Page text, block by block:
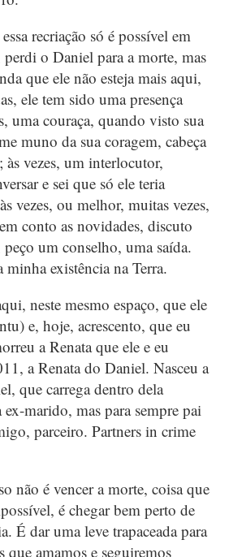
recriação só é possível em
o Daniel para a morte, mas
que ele não esteja mais aqui,
ele tem sido uma presença
uma couraça, quando visto sua
muno da sua coragem, cabeça
vezes, um interlocutor,
e sei que só ele teria
vezes, ou melhor, muitas vezes,
conto as novidades, discuto
um conselho, uma saída.
minha existência na Terra.
neste mesmo espaço, que ele
e, hoje, acrescento, que eu
a Renata que ele e eu
a Renata do Daniel. Nasceu a
que carrega dentro dela
marido, mas para sempre pai
parceiro. Partners in crime
não é vencer a morte, coisa que
é chegar bem perto de
É dar uma leve trapaceada para
que amamos e seguiremos